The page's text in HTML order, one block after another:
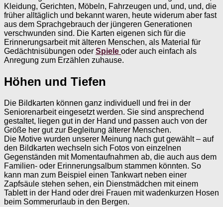
Kleidung, Gerichten, Möbeln, Fahrzeugen und, und, und, die
früher alltäglich und bekannt waren, heute widerum aber fast
aus dem Sprachgebrauch der jüngeren Generationen
verschwunden sind. Die Karten eigenen sich für die
Erinnerungsarbeit mit älteren Menschen, als Material für
Gedächtnisübungen oder Spiele oder auch einfach als
Anregung zum Erzählen zuhause.
Höhen und Tiefen
Die Bildkarten können ganz individuell und frei in der
Seniorenarbeit eingesetzt werden. Sie sind ansprechend
gestaltet, liegen gut in der Hand und passen auch von der
Größe her gut zur Begleitung älterer Menschen.
Die Motive wurden unserer Meinung nach gut gewählt – auf
den Bildkarten wechseln sich Fotos von einzelnen
Gegenständen mit Momentaufnahmen ab, die auch aus dem
Familien- oder Erinnerungsalbum stammen könnten. So
kann man zum Beispiel einen Tankwart neben einer
Zapfsäule stehen sehen, ein Dienstmädchen mit einem
Tablett in der Hand oder drei Frauen mit wadenkurzen Hosen
beim Sommerurlaub in den Bergen.